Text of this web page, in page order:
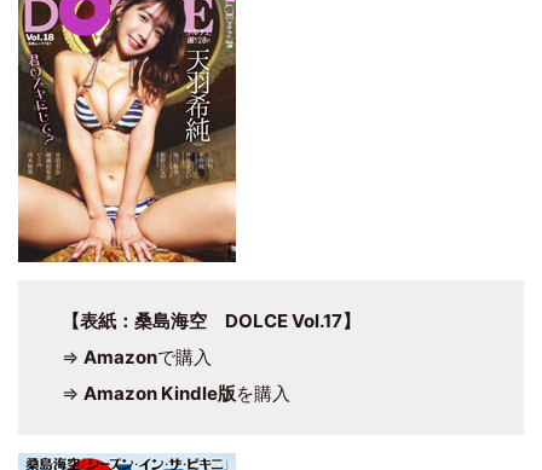
【表紙：桑島海空 DOLCE Vol.17】
⇒ Amazonで購入
⇒ Amazon Kindle版を購入